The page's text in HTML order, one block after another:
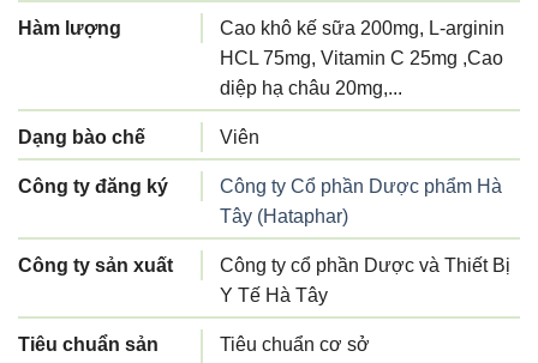
Hàm lượng
Cao khô kế sữa 200mg, L-arginin
HCL 75mg, Vitamin C 25mg ,Cao
diệp hạ châu 20mg,...
Dạng bào chế Viên
Công ty đăng ký
Công ty Cổ phần Dược phẩm Hà
Tây (Hataphar)
Công ty sản xuất
Công ty cổ phần Dược và Thiết Bị
Y Tế Hà Tây
Tiêu chuẩn sản
Tiêu chuẩn cơ sở